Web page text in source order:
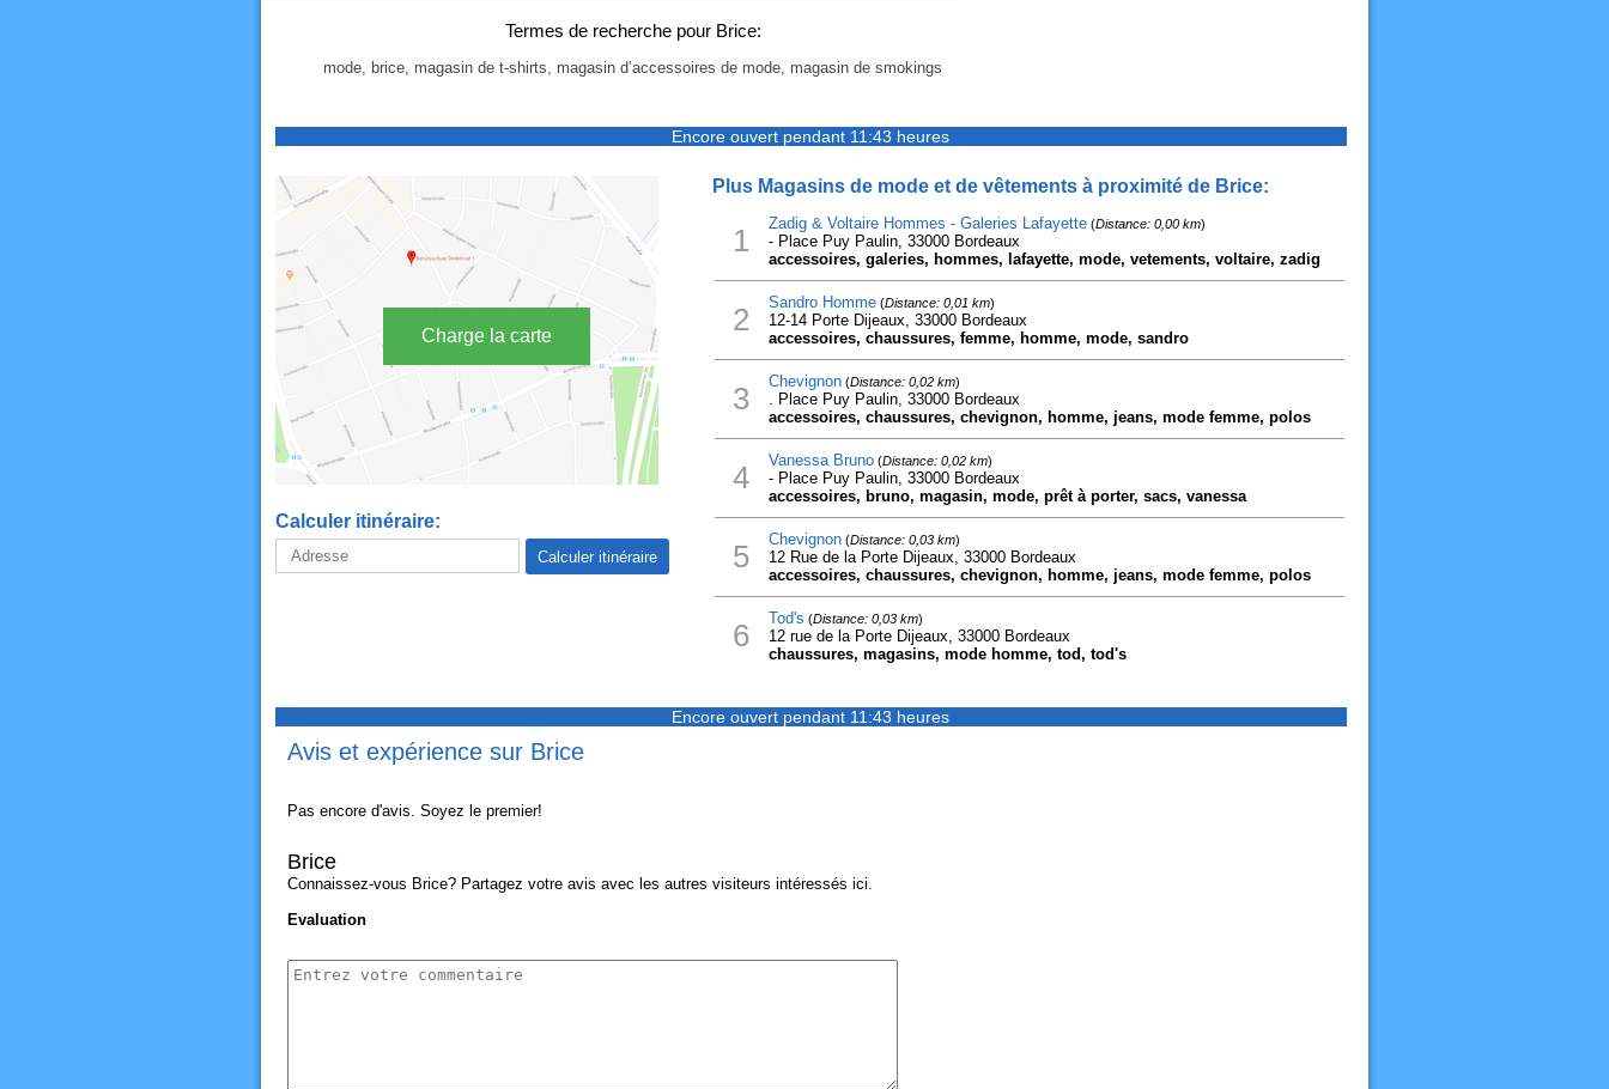
Termes de recherche pour Brice:
mode, brice, magasin de t-shirts, magasin d’accessoires de mode, magasin de smokings
Encore ouvert pendant 11:43 heures
Charge la carte
Calculer itinéraire:
Plus Magasins de mode et de vêtements à proximité de Brice:
1 Zadig & Voltaire Hommes - Galeries Lafayette(Distance: 0,00 km)
- Place Puy Paulin, 33000 Bordeaux
accessoires, galeries, hommes, lafayette, mode, vetements, voltaire, zadig
2 Sandro Homme(Distance: 0,01 km)
12-14 Porte Dijeaux, 33000 Bordeaux
accessoires, chaussures, femme, homme, mode, sandro
3 Chevignon(Distance: 0,02 km)
. Place Puy Paulin, 33000 Bordeaux
accessoires, chaussures, chevignon, homme, jeans, mode femme, polos
4 Vanessa Bruno(Distance: 0,02 km)
- Place Puy Paulin, 33000 Bordeaux
accessoires, bruno, magasin, mode, prêt à porter, sacs, vanessa
5 Chevignon(Distance: 0,03 km)
12 Rue de la Porte Dijeaux, 33000 Bordeaux
accessoires, chaussures, chevignon, homme, jeans, mode femme, polos
6 Tod's (Distance: 0,03 km)
12 rue de la Porte Dijeaux, 33000 Bordeaux
chaussures, magasins, mode homme, tod, tod's
Encore ouvert pendant 11:43 heures
Avis et expérience sur Brice
Pas encore d'avis. Soyez le premier!
Brice
Connaissez-vous Brice? Partagez votre avis avec les autres visiteurs intéressés ici.
Evaluation